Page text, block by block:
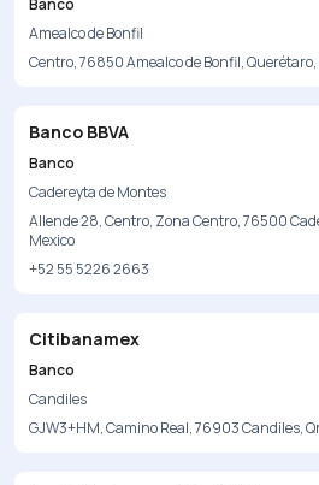
Banco
Amealco de Bonfil
Centro, 76850 Amealco de Bonfil,
Banco BBVA
Banco
Cadereyta de Montes
Allende 28, Centro, Zona Centro, 76500
Mexico
+52 55 5226 2663
Citibanamex
Banco
Candiles
GJW3+HM, Camino Real, 76903 Candiles,